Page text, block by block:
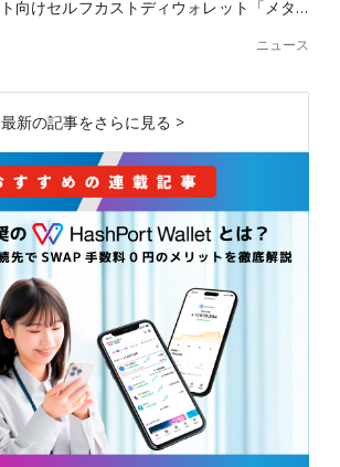
向けセルフカストディウォレット「メタ…
ニュース
最新の記事をさらに見る >